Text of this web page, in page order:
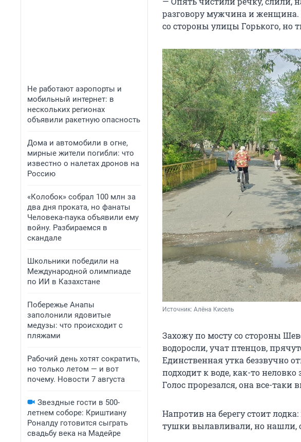
Не работают аэропорты и
мобильный интернет: в
нескольких регионах
объявили ракетную опасность
Дома и автомобили в огне,
мирные жители погибли: что
известно о налетах дронов на
Россию
«Колобок» собрал 100 млн за
два дня проката, но фанаты
Человека-паука объявили ему
войну. Разбираемся в
скандале
Школьники победили на
Международной олимпиаде
по ИИ в Казахстане
Побережье Анапы
заполонили ядовитые
медузы: что происходит с
пляжами
Рабочий день хотят сократить,
но только летом — и вот
почему. Новости 7 августа
Звездные гости в 500-
летнем соборе: Криштиану
Роналду готовится сыграть
свадьбу века на Мадейре
разговору мужчина и женщина.
со стороны улицы Горького, но
Источник: Алёна Кисель
Захожу по мосту со стороны
водоросли, учат птенцов,
Единственная утка беззвучно
подходит к воде, как-то
Голос прорезался, она все-таки
Напротив на берегу стоит
тушки вылавливали, но нашли,